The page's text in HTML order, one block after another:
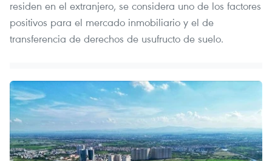
residen en el extranjero, se considera uno de los factores
positivos para el mercado inmobiliario y el de
transferencia de derechos de usufructo de suelo.